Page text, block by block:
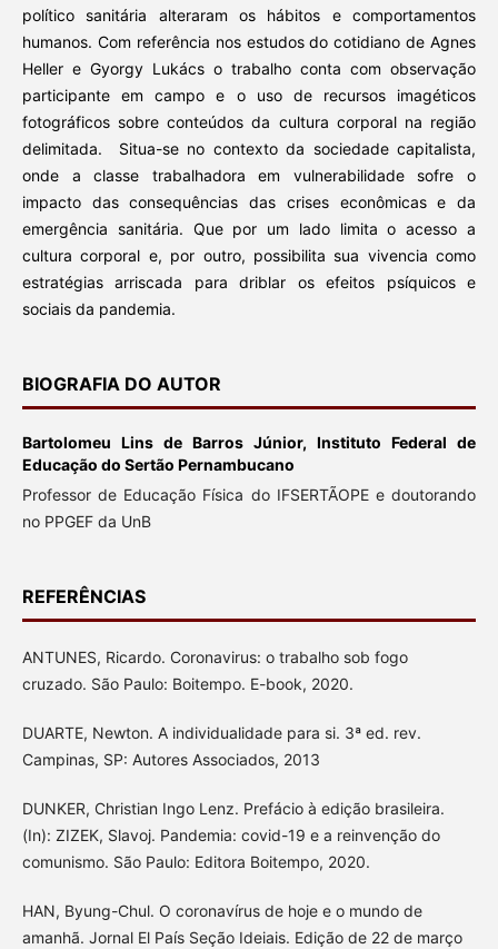
político sanitária alteraram os hábitos e comportamentos
humanos. Com referência nos estudos do cotidiano de Agnes
Heller e Gyorgy Lukács o trabalho conta com observação
participante em campo e o uso de recursos imagéticos
fotográficos sobre conteúdos da cultura corporal na região
delimitada. Situa-se no contexto da sociedade capitalista,
onde a classe trabalhadora em vulnerabilidade sofre o
impacto das consequências das crises econômicas e da
emergência sanitária. Que por um lado limita o acesso a
cultura corporal e, por outro, possibilita sua vivencia como
estratégias arriscada para driblar os efeitos psíquicos e
sociais da pandemia.
BIOGRAFIA DO AUTOR
Bartolomeu Lins de Barros Júnior,Instituto Federal de
Educação do Sertão Pernambucano
Professor de Educação Física do IFSERTÃOPE e doutorando
no PPGEF da UnB
REFERÊNCIAS
ANTUNES, Ricardo. Coronavirus: o trabalho sob fogo
cruzado. São Paulo: Boitempo. E-book, 2020.
DUARTE, Newton. A individualidade para si. 3ª ed. rev.
Campinas, SP: Autores Associados, 2013
DUNKER, Christian Ingo Lenz. Prefácio à edição brasileira.
(In): ZIZEK, Slavoj. Pandemia: covid-19 e a reinvenção do
comunismo. São Paulo: Editora Boitempo, 2020.
HAN, Byung-Chul. O coronavírus de hoje e o mundo de
amanhã. Jornal El País Seção Ideiais. Edição de 22 de março